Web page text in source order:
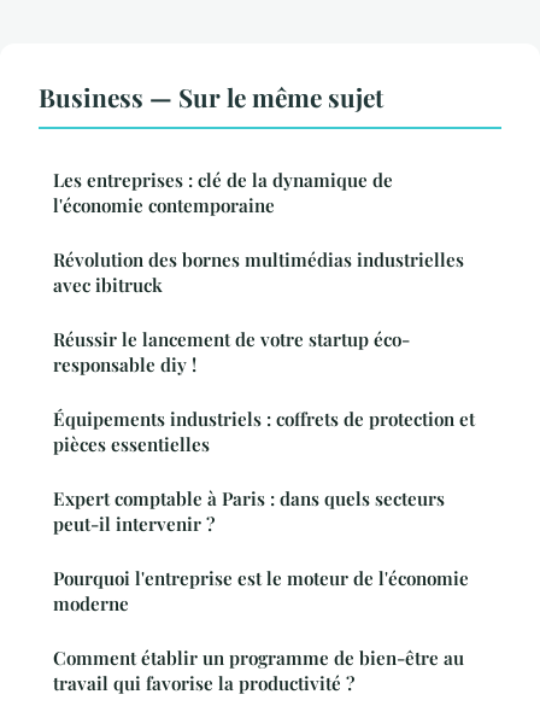
Business — Sur le même sujet
Les entreprises : clé de la dynamique de
l'économie contemporaine
Révolution des bornes multimédias industrielles
avec ibitruck
Réussir le lancement de votre startup éco-
responsable diy !
Équipements industriels : coffrets de protection et
pièces essentielles
Expert comptable à Paris : dans quels secteurs
peut-il intervenir ?
Pourquoi l'entreprise est le moteur de l'économie
moderne
Comment établir un programme de bien-être au
travail qui favorise la productivité ?